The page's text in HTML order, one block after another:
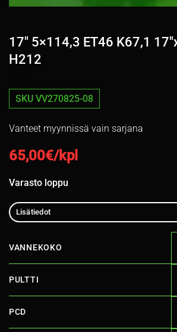
17″ 5×114,3 ET46 K67,1
H212
SKU VV270825-08
Vanteet myynnissä vain sarjana
65,00€/kpl
Varasto loppu
Lisätiedot
VANNEKOKO
PULTTI
PCD